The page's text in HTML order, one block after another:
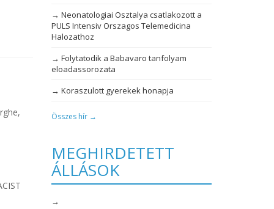
→ Neonatologiai Osztalya csatlakozott a
PULS Intensiv Orszagos Telemedicina
Halozathoz
→ Folytatodik a Babavaro tanfolyam
eloadassorozata
→ Koraszulott gyerekek honapja
Összes hír →
MEGHIRDETETT
ÁLLÁSOK
→